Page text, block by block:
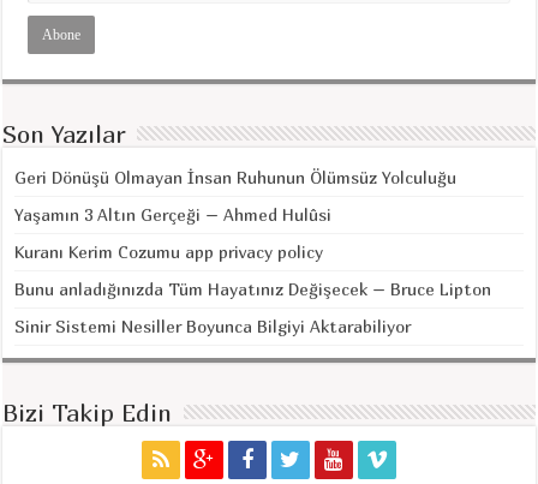
Son Yazılar
Geri Dönüşü Olmayan İnsan Ruhunun Ölümsüz Yolculuğu
Yaşamın 3 Altın Gerçeği – Ahmed Hulûsi
Kuranı Kerim Cozumu app privacy policy
Bunu anladığınızda Tüm Hayatınız Değişecek – Bruce Lipton
Sinir Sistemi Nesiller Boyunca Bilgiyi Aktarabiliyor
Bizi Takip Edin